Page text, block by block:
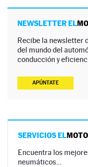
NEWSLETTER EL
Recibe la newsletter
del mundo del
conducción y
APÚNTATE
SERVICIOS EL
Encuentra los
neumáticos…